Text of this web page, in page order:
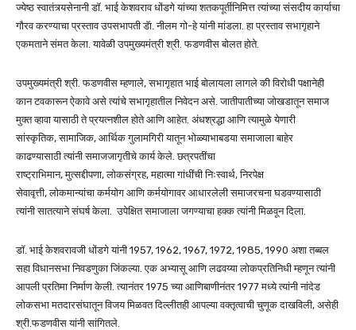
ज्येष्ठ स्वातंत्र्यसेनानी डॉ. भाई केशवराव धोंडगे यांच्या शतकपूर्तीनिमित्त त्यांच्या संसदीय कार्याचा
गौरव करण्याचा प्रस्ताव उपसभापती डॅा. नीलम गो-हे यांनी मांडला. हा प्रस्ताव सभागृहाने
एकमताने संमत केला. यावेळी उपमुख्यमंत्री श्री. फडणवीस बोलत होते.
उपमुख्यमंत्री श्री. फडणवीस म्हणाले, सभागृहात भाई बोलायला लागले की विरोधी पक्षानेही
कान टवकारून ऐकावे असे त्यांचे सभागृहातील निवेदन असे. जातीपातीच्या जोखडातून समाज
मुक्त व्हावा यासाठी ते प्रयत्नशील होते आणि आहेत. अंधश्रद्धा आणि त्यामुळे येणारी
सांस्कृतिक, सामाजिक, आर्थिक गुलामगिरी यातून भोळ्याभाबडया समाजाला बाहेर
काढण्यासाठी त्यांनी समाजजागृतीचे कार्य केले. छत्रपतींचा
राष्ट्राभिमान, मुत्सद्दीपणा, लोकसंग्रह, महात्मा गांधींची निःस्वार्थ, निरपेक्ष
सेवावृत्ती, लोकमान्यांचा कर्मयोग आणि कर्मयोगावर आधारलेली समाजरचना घडवण्यासाठी
त्यांनी सातत्याने संघर्ष केला. उपेक्षित समाजाला जगण्याचा हक्क त्यांनी मिळवून दिला.
डॉ. भाई केशवरावजी धोंडगे यांनी 1957, 1962, 1967, 1972, 1985, 1990 अशा तब्बल
सहा विधानसभा निवडणुका जिंकल्या. एक अभ्यासू आणि लढवय्या लोकप्रतिनिधी म्हणून त्यांनी
आपली प्रतिमा निर्माण केली. त्यानंतर 1975 च्या आणिबाणीनंतर 1977 मध्ये त्यांनी नांदेड
लोकसभा मतदारसंघातून विजय मिळवत दिल्लीतही आपल्या वक्तृत्वाची चुणूक दाखविली, असेही
श्री.फडणवीस यांनी सांगितले.